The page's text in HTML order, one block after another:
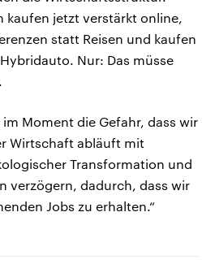
kaufen jetzt verstärkt online,
statt Reisen und kaufen
Nur: Das müsse
Moment die Gefahr, dass wir
Wirtschaft abläuft mit
Transformation und
verzögern, dadurch, dass wir
Jobs zu erhalten.“